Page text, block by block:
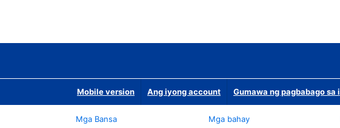
Mobile version Ang iyong account Gumawa ng pagbabago
Mga Bansa
Mga bahay